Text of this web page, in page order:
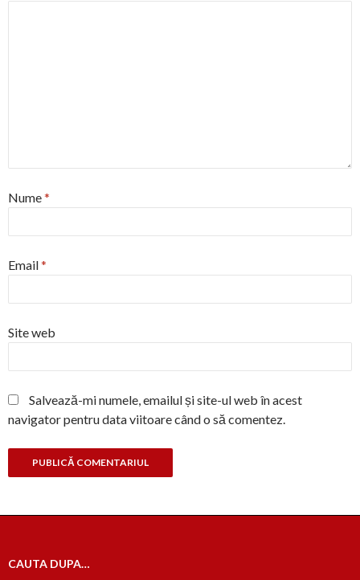
Nume*
Email*
Site web
Salvează-mi numele, emailul și site-ul web în acest
navigator pentru data viitoare când o să comentez.
CAUTA DUPA…